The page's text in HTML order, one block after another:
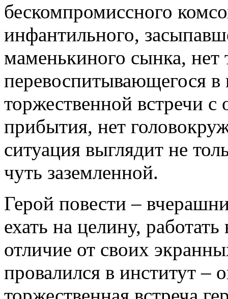
бескомпромиссного
инфантильного,
маменькиного сынка, нет
перевоспитывающегося в
торжественной встречи
прибытия, нет
ситуация выглядит не
чуть заземленной.
Герой повести –
ехать на целину,
отличие от своих
провалился в институт –